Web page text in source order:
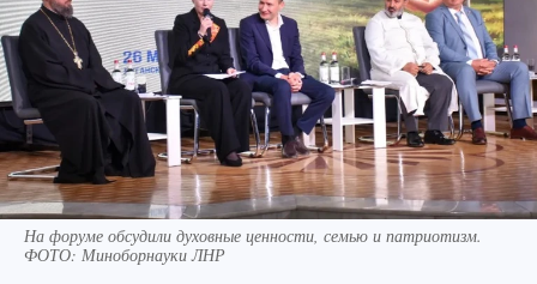
На форуме обсудили духовные ценности, семью и патриотизм.
ФОТО: Миноборнауки ЛНР